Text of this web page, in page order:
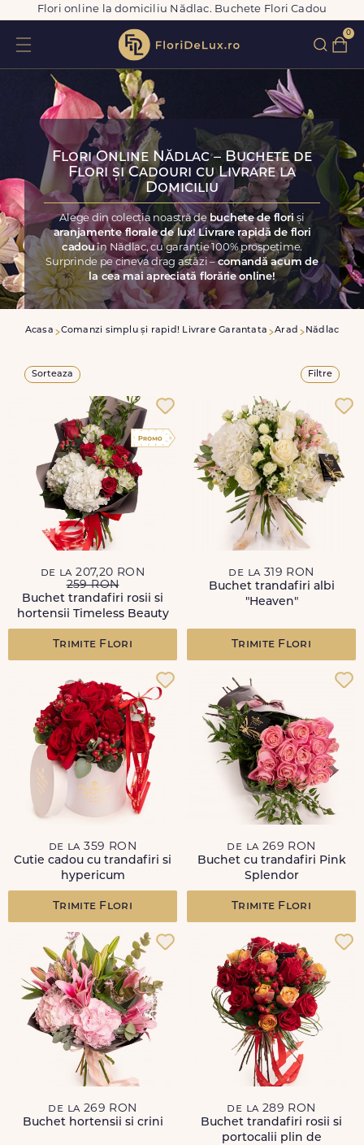
Flori online la domiciliu Nădlac. Buchete Flori Cadou
0
Flori Online Nădlac – Buchete de
Flori și Cadouri cu Livrare la
Domiciliu
Alege din colecția noastră de buchete de floriși
aranjamente florale de lux! Livrare rapidă de flori
cadouîn Nădlac, cu garanție 100% prospețime.
Surprinde pe cineva drag astăzi –comandă acum de
la cea mai apreciată florărie online!
Acasa Comanzi simplu și rapid! Livrare Garantata Arad Nădlac
Sorteaza Filtre
de la 207,20 RON
259 RON
Buchet trandafiri rosii si
hortensii Timeless Beauty
Trimite Flori
de la 319 RON
Buchet trandafiri albi
"Heaven"
Trimite Flori
de la 359 RON
Cutie cadou cu trandafiri si
hypericum
Trimite Flori
de la 269 RON
Buchet cu trandafiri Pink
Splendor
Trimite Flori
de la 269 RON
Buchet hortensii si crini
de la 289 RON
Buchet trandafiri rosii si
portocalii plin de